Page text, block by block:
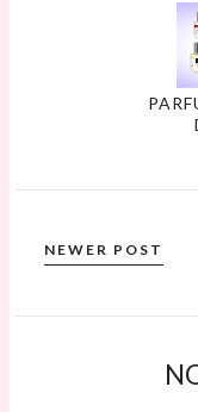
NEWER POST